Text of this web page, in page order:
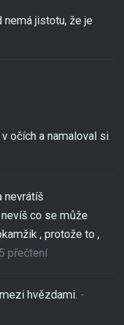
jistotu, že je
očích a namaloval si
nevrátíš
co se může
, protože to ,
přečtení
hvězdami. -